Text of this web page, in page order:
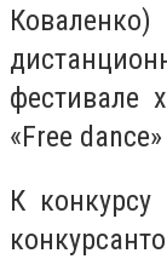
фестивале
«Free
К конкурсу